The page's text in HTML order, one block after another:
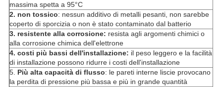
massima spetta a 95°C
2. non tossico: nessun additivo di metalli pesanti, non sarebbe
coperto di sporcizia o non è stato contaminato dal batterio
3. resistente alla corrosione: resista agli argomenti chimici o
alla corrosione chimica dell'elettrone
4. costi più bassi dell'installazione: il peso leggero e la facilità
di installazione possono ridurre i costi dell'installazione
5. Più alta capacità di flusso: le pareti interne liscie provocano
la perdita di pressione più bassa e più in grande quantità